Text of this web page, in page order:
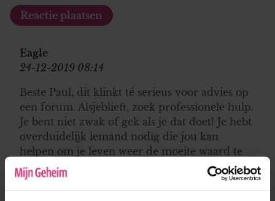
Eagle
24-12-2019 08:14
Beste Paul, dit klinkt té serieus voor advies op
een forum. Alsjeblieft, zoek professionele hulp.
Je bent niet zwak of gek als je dat doet! Je hebt
overduidelijk iemand nodig die jou kan
helpen om je leven weer de moeite waard te
maken. Je verdient het om gelukkig te zijn!
Zoek alsjeblieft hulp!